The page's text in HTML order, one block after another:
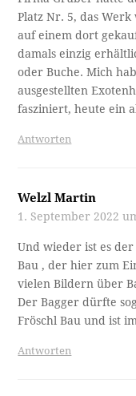
Platz Nr. 5, das Werk
auf einem dort
damals einzig
oder Buche. Mich
ausgestellten
fasziniert, heute ein
Antworten
Welzl Martin
1. September 2022
Und wieder ist es
Bau , der hier zum
vielen Bildern über
Der Bagger dürfte
Fröschl Bau und ist
Antworten